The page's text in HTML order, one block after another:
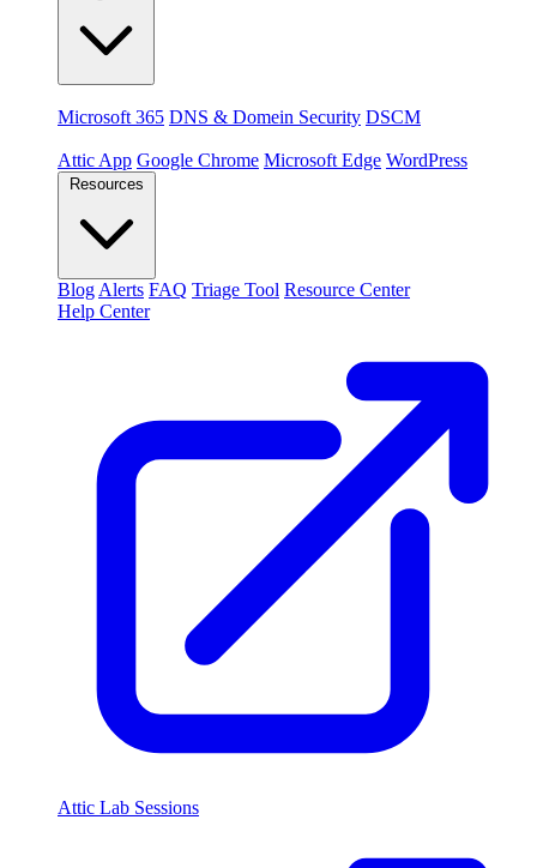
Microsoft 365 DNS & Domein Security DSCM
Attic App Google Chrome Microsoft Edge WordPress
Blog Alerts FAQ Triage Tool Resource Center
Help Center
Attic Lab Sessions